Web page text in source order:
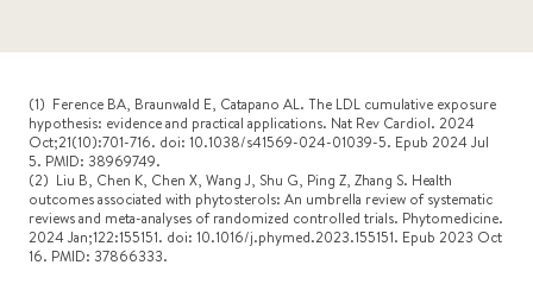
(1) Ference BA, Braunwald E, Catapano AL. The LDL cumulative exposure
hypothesis: evidence and practical applications. Nat Rev Cardiol. 2024
Oct;21(10):701-716. doi: 10.1038/s41569-024-01039-5. Epub 2024 Jul
5. PMID: 38969749.
(2) Liu B, Chen K, Chen X, Wang J, Shu G, Ping Z, Zhang S. Health
outcomes associated with phytosterols: An umbrella review of systematic
reviews and meta-analyses of randomized controlled trials. Phytomedicine.
2024 Jan;122:155151. doi: 10.1016/j.phymed.2023.155151. Epub 2023 Oct
16. PMID: 37866333.